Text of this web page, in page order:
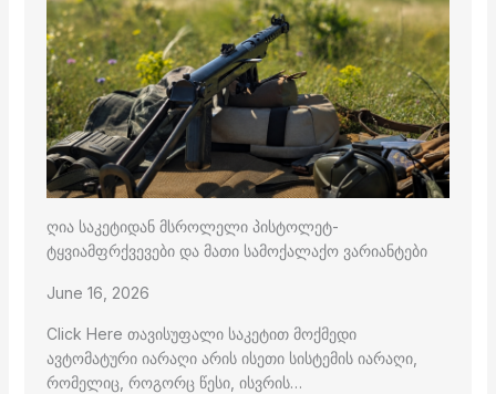
ღია საკეტიდან მსროლელი პისტოლეტ-
ტყვიამფრქვევები და მათი სამოქალაქო ვარიანტები
June 16, 2026
Click Here თავისუფალი საკეტით მოქმედი
ავტომატური იარაღი არის ისეთი სისტემის იარაღი,
რომელიც, როგორც წესი, ისვრის…